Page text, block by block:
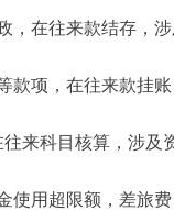
，在往来款结存，
款项，在往来款挂
来科目核算，涉及
使用超限额，差旅